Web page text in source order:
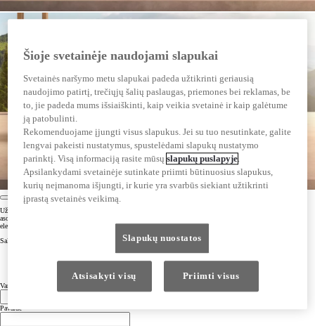
Užsiprenumeravę galėsite naudotis išskirtiniu turiniu apie mūsų visiškai elektrinių transporto priemonių
asortimentą, įskaitant visas naujienas ir kampanijų pasiūlymus bei patarimus, kaip pereiti prie visiškai
elektrinio gyvenimo būdo.
Salutation
Vardas
Pavardė
Šioje svetainėje naudojami slapukai
Svetainės naršymo metu slapukai padeda užtikrinti geriausią
naudojimo patirtį, trečiųjų šalių paslaugas, priemones bei reklamas, be
to, jie padeda mums išsiaiškinti, kaip veikia svetainė ir kaip galėtume
ją patobulinti.
Rekomenduojame įjungti visus slapukus. Jei su tuo nesutinkate, galite
lengvai pakeisti nustatymus, spustelėdami slapukų nustatymo
parinktį. Visą informaciją rasite mūsųslapukų puslapyje.
Apsilankydami svetainėje sutinkate priimti būtinuosius slapukus,
kurių neįmanoma išjungti, ir kurie yra svarbūs siekiant užtikrinti
įprastą svetainės veikimą.
Slapukų nuostatos
Atsisakyti visų Priimti visus